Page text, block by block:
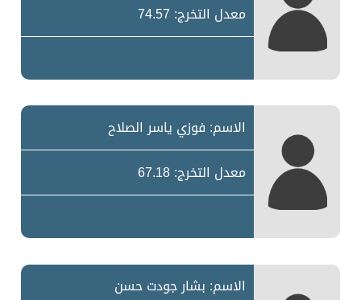
معدل التخرج: 74.57
الاسم: فوزي ياسر الصلاح
معدل التخرج: 67.18
الاسم: بشار جودت حسن